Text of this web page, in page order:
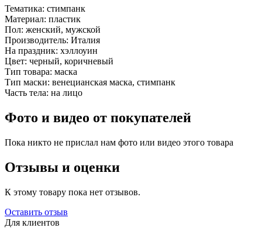
Тематика: стимпанк
Материал: пластик
Пол: женский, мужской
Производитель: Италия
На праздник: хэллоуин
Цвет: черный, коричневый
Тип товара: маска
Тип маски: венецианская маска, стимпанк
Часть тела: на лицо
Фото и видео от покупателей
Пока никто не прислал нам фото или видео этого товара
Отзывы и оценки
К этому товару пока нет отзывов.
Оставить отзыв
Для клиентов